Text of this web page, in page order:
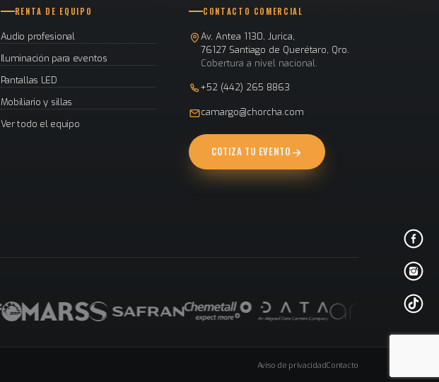
RENTA DE EQUIPO
Audio profesional
Iluminación para eventos
Pantallas LED
Mobiliario y sillas
Ver todo el equipo
CONTACTO COMERCIAL
Av. Antea 1130, Jurica,
76127 Santiago de Querétaro, Qro.
Cobertura a nivel nacional.
+52 (442) 265 8863
camargo@chorcha.com
COTIZA TU EVENTO
Aviso de privacidadContacto